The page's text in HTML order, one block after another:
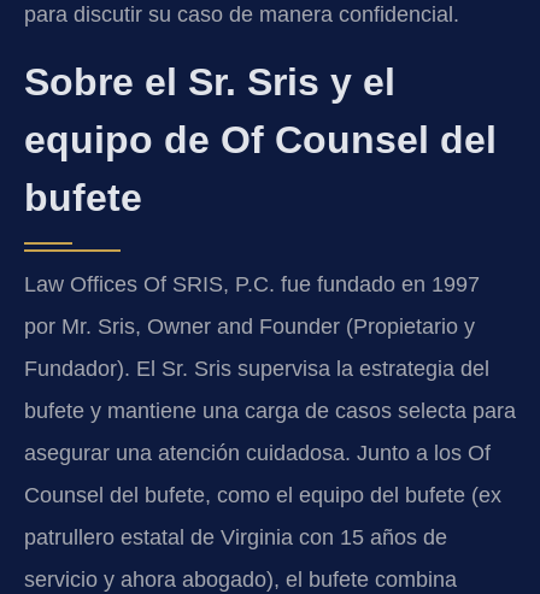
para discutir su caso de manera confidencial.
Sobre el Sr. Sris y el
equipo de Of Counsel del
bufete
Law Offices Of SRIS, P.C. fue fundado en 1997
por Mr. Sris, Owner and Founder (Propietario y
Fundador). El Sr. Sris supervisa la estrategia del
bufete y mantiene una carga de casos selecta para
asegurar una atención cuidadosa. Junto a los Of
Counsel del bufete, como el equipo del bufete (ex
patrullero estatal de Virginia con 15 años de
servicio y ahora abogado), el bufete combina